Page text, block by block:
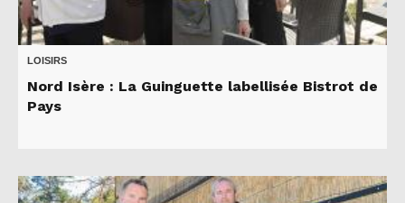
LOISIRS
Nord Isère : La Guinguette labellisée Bistrot de
Pays